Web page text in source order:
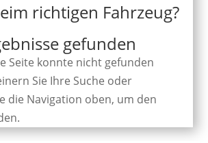
richtigen Fahrzeug?
gefunden
Seite konnte nicht gefunden
Sie Ihre Suche oder
die Navigation oben, um den